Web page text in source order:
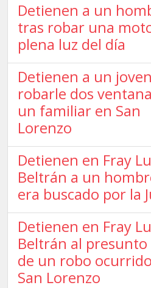
Detienen a un
tras robar una
plena luz del día
Detienen a un
robarle dos
un familiar en San
Lorenzo
Detienen en Fray
Beltrán a un
era buscado por la
Detienen en Fray
Beltrán al
de un robo
San Lorenzo